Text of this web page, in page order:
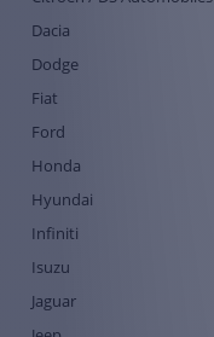
Dacia
Dodge
Fiat
Ford
Honda
Hyundai
Infiniti
Isuzu
Jaguar